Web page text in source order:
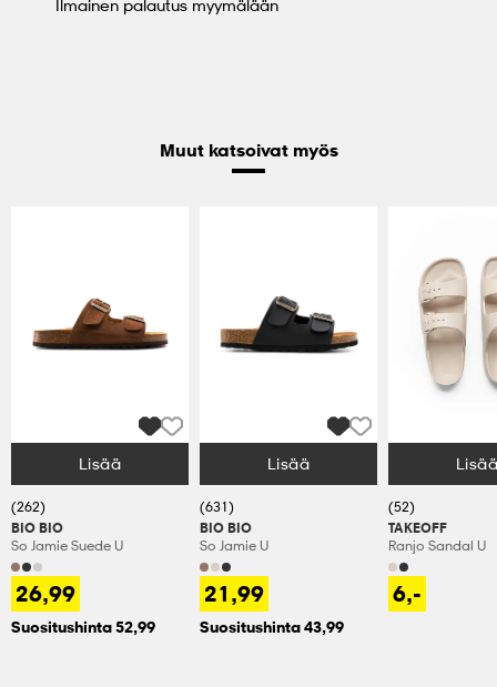
Ilmainen palautus myymälään
Muut katsoivat myös
Valitse Koko
Lisää
(262)
BIO BIO
So Jamie Suede U
26,99
Suositushinta 52,99
Valitse Koko
Lisää
(631)
BIO BIO
So Jamie U
21,99
Suositushinta 43,99
Valitse Koko
(52)
TAKEOFF
Ranjo Sandal U
6,-